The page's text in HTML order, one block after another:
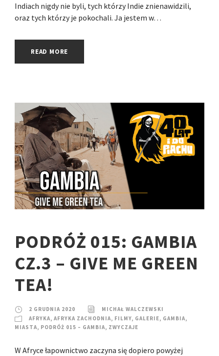
Indiach nigdy nie byli, tych którzy Indie znienawidzili,
oraz tych którzy je pokochali. Ja jestem w…
READ MORE
PODRÓŻ 015: GAMBIA
CZ.3 – GIVE ME GREEN
TEA!
2 GRUDNIA 2020
MICHAŁ WALCZEWSKI
AFRYKA, AFRYKA ZACHODNIA, FILMY, GALERIE, GAMBIA,
MIASTA, PODRÓŻ 015 – GAMBIA, ZWYCZAJE
W Afryce łapownictwo zaczyna się dopiero powyżej